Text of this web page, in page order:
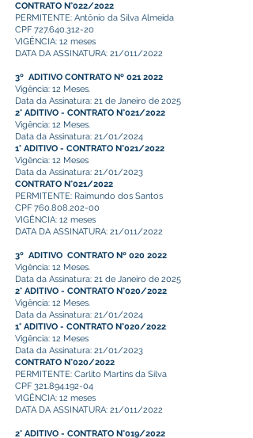
CONTRATO N°022/2022
PERMITENTE: Antônio da Silva Almeida
CPF 727.640.312-20
VIGÊNCIA: 12 meses
DATA DA ASSINATURA: 21/011/2022
3º ADITIVO CONTRATO Nº 021 2022
Vigência: 12 Meses.
Data da Assinatura: 21 de Janeiro de 2025
2° ADITIVO - CONTRATO N°021/2022
Vigência: 12 Meses.
Data da Assinatura: 21/01/2024
1° ADITIVO - CONTRATO N°021/2022
Vigência: 12 Meses
Data da Assinatura: 21/01/2023
CONTRATO N°021/2022
PERMITENTE: Raimundo dos Santos
CPF 760.808.202-00
VIGÊNCIA: 12 meses
DATA DA ASSINATURA: 21/011/2022
3º ADITIVO CONTRATO Nº 020 2022
Vigência: 12 Meses.
Data da Assinatura: 21 de Janeiro de 2025
2° ADITIVO - CONTRATO N°020/2022
Vigência: 12 Meses.
Data da Assinatura: 21/01/2024
1° ADITIVO - CONTRATO N°020/2022
Vigência: 12 Meses
Data da Assinatura: 21/01/2023
CONTRATO N°020/2022
PERMITENTE: Carlito Martins da Silva
CPF 321.894.192-04
VIGÊNCIA: 12 meses
DATA DA ASSINATURA: 21/011/2022
2° ADITIVO - CONTRATO N°019/2022